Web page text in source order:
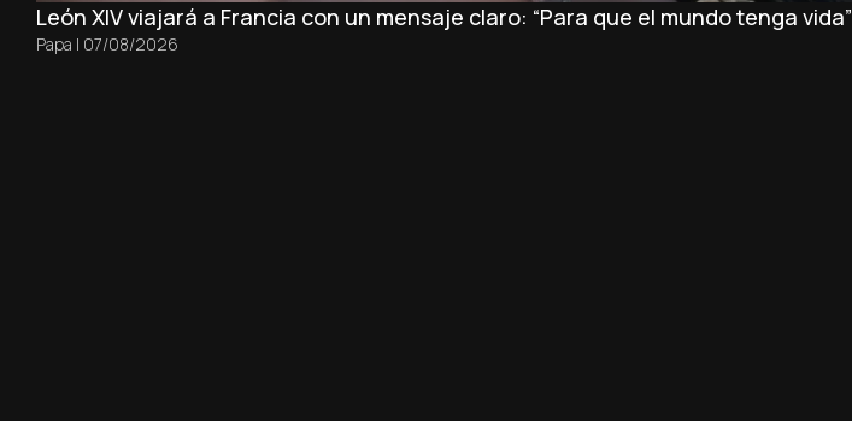
León XIV viajará a Francia con un mensaje claro: “Para que el mundo tenga vida”
Papa | 07/08/2026